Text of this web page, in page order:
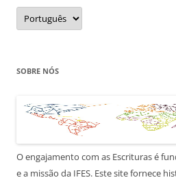
Idioma
do
site
SOBRE NÓS
O engajamento com as Escrituras é
e a missão da IFES. Este site fornece